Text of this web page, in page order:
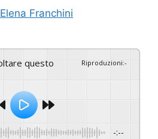
Elena Franchini
Riproduzioni:-
-:--